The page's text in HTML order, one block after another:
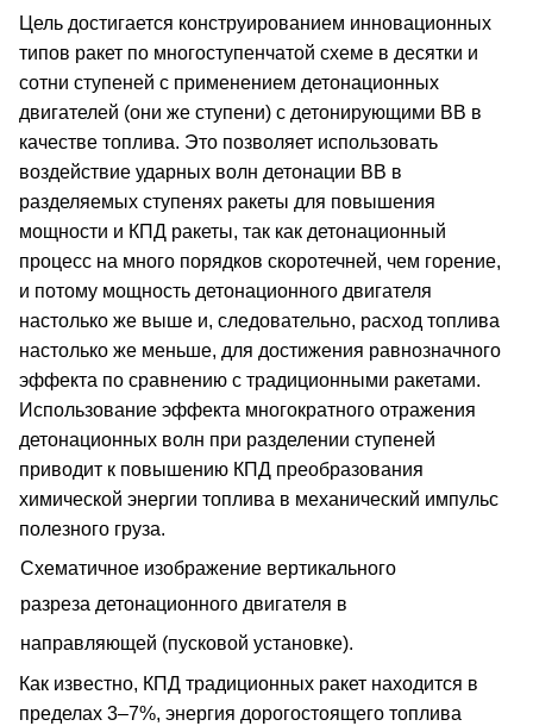
Цель достигается конструированием инновационных
типов ракет по многоступенчатой схеме в десятки и
сотни ступеней с применением детонационных
двигателей (они же ступени) с детонирующими ВВ в
качестве топлива. Это позволяет использовать
воздействие ударных волн детонации ВВ в
разделяемых ступенях ракеты для повышения
мощности и КПД ракеты, так как детонационный
процесс на много порядков скоротечней, чем горение,
и потому мощность детонационного двигателя
настолько же выше и, следовательно, расход топлива
настолько же меньше, для достижения равнозначного
эффекта по сравнению с традиционными ракетами.
Использование эффекта многократного отражения
детонационных волн при разделении ступеней
приводит к повышению КПД преобразования
химической энергии топлива в механический импульс
полезного груза.
Схематичное изображение вертикального
разреза детонационного двигателя в
направляющей (пусковой установке).
Как известно, КПД традиционных ракет находится в
пределах 3–7%, энергия дорогостоящего топлива